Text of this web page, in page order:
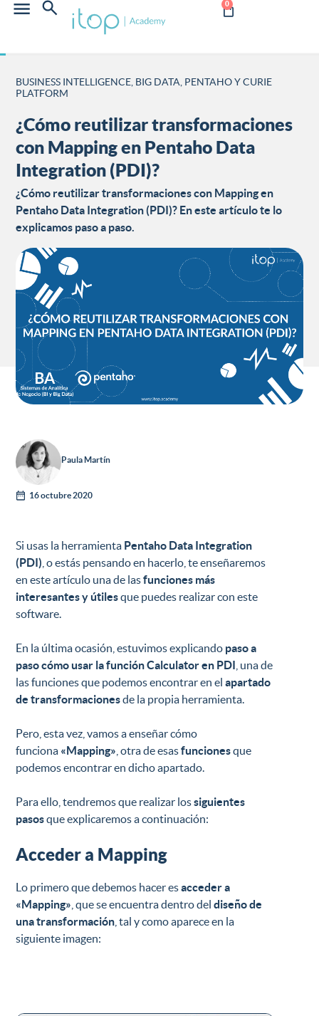
0
BUSINESS INTELLIGENCE, BIG DATA, PENTAHO Y CURIE
PLATFORM
¿Cómo reutilizar transformaciones
con Mapping en Pentaho Data
Integration (PDI)?
¿Cómo reutilizar transformaciones con Mapping en
Pentaho Data Integration (PDI)? En este artículo te lo
explicamos paso a paso.
Paula Martín
16 octubre 2020
Si usas la herramienta Pentaho Data Integration
(PDI) , o estás pensando en hacerlo, te enseñaremos
en este artículo una de lasfunciones más
interesantes y útilesque puedes realizar con este
software.
En la última ocasión, estuvimos explicando paso a
pasocómo usar la función Calculator en PDI , una de
las funciones que podemos encontrar en elapartado
de transformacionesde la propia herramienta.
Pero, esta vez, vamos a enseñar cómo
funciona «Mapping» , otra de esasfuncionesque
podemos encontrar en dicho apartado.
Para ello, tendremos que realizar lossiguientes
pasosque explicaremos a continuación:
Acceder a Mapping
Lo primero que debemos hacer esacceder a
«Mapping» , que se encuentra dentro deldiseño de
una transformación , tal y como aparece en la
siguiente imagen: